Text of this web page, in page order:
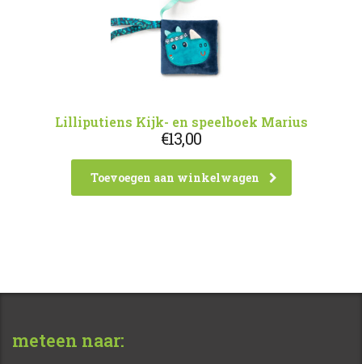
Lilliputiens Kijk- en speelboek Marius
€13,00
Toevoegen aan winkelwagen
meteen naar: